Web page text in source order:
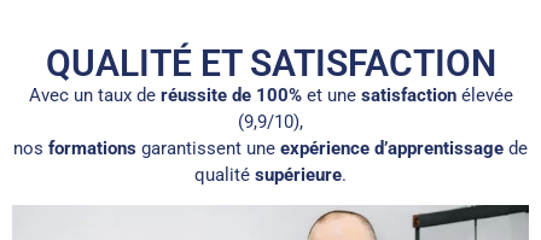
QUALITÉ ET SATISFACTION
Avec un taux de réussite de 100%et une satisfactionélevée
(9,9/10),
nos formations garantissent une expérience d’apprentissage de
qualité supérieure.